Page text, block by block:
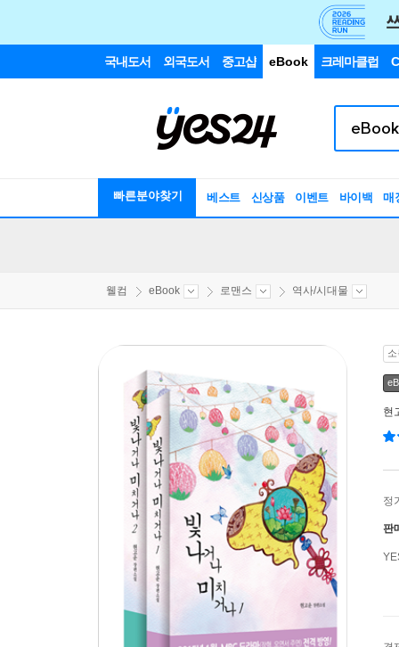
국내도서 외국도서 중고샵 eBook 크레마클럽
빠른분야찾기 베스트 신상품 이벤트 바이백 매
웰컴 eBook 로맨스 역사/시대물
현
정
판